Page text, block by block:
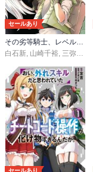
セールあり
その劣等騎士、レベル９９９
白石新, 山崎千裕, 三弥カズトモ
セールあり